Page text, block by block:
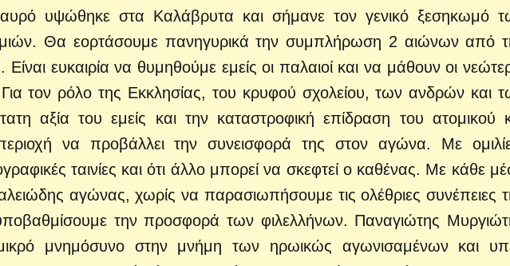
υψώθηκε στα Καλάβρυτα και σήμανε τον γενικό ξεσηκωμό
Θα εορτάσουμε πανηγυρικά την συμπλήρωση 2 αιώνων από
ευκαιρία να θυμηθούμε εμείς οι παλαιοί και να μάθουν οι
Για τον ρόλο της Εκκλησίας, του κρυφού σχολείου, των ανδρών και
αξία του εμείς και την καταστροφική επίδραση του ατομικού
να προβάλλει την συνεισφορά της στον αγώνα. Με
ταινίες και ότι άλλο μπορεί να σκεφτεί ο καθένας. Με κάθε
αγώνας, χωρίς να παρασιωπήσουμε τις ολέθριες συνέπειες
την προσφορά των φιλελλήνων. Παναγιώτης
μνημόσυνο στην μνήμη των ηρωικώς αγωνισαμένων και